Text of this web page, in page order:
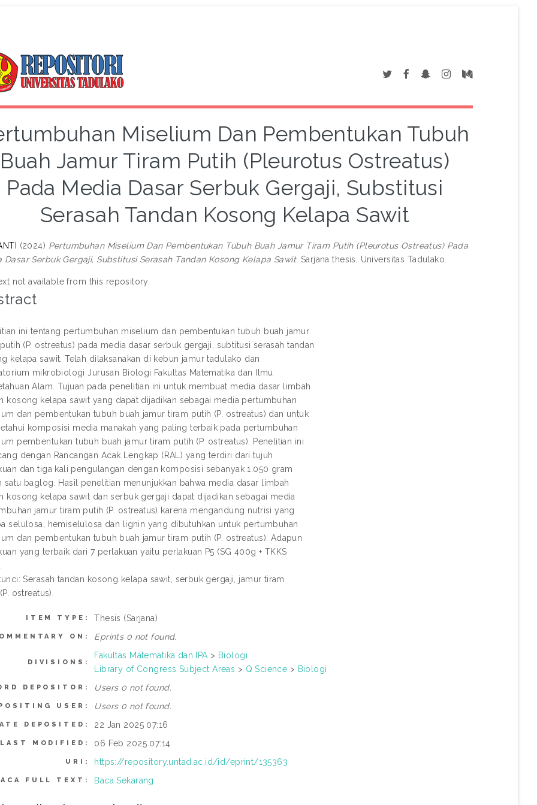
Miselium Dan Pembentukan Tubuh
Buah Jamur Tiram Putih (Pleurotus Ostreatus)
Pada Media Dasar Serbuk Gergaji, Substitusi
Serasah Tandan Kosong Kelapa Sawit
(2024) Pertumbuhan Miselium Dan Pembentukan Tubuh Buah Jamur Tiram Putih (Pleurotus Ostreatus) Pada
Dasar Serbuk Gergaji, Substitusi Serasah Tandan Kosong Kelapa Sawit. Sarjana thesis, Universitas Tadulako.
not available from this repository.
ini tentang pertumbuhan miselium dan pembentukan tubuh buah jamur
(P. ostreatus) pada media dasar serbuk gergaji, subtitusi serasah tandan
kelapa sawit. Telah dilaksanakan di kebun jamur tadulako dan
mikrobiologi Jurusan Biologi Fakultas Matematika dan Ilmu
Alam. Tujuan pada penelitian ini untuk membuat media dasar limbah
kosong kelapa sawit yang dapat dijadikan sebagai media pertumbuhan
dan pembentukan tubuh buah jamur tiram putih (P. ostreatus) dan untuk
komposisi media manakah yang paling terbaik pada pertumbuhan
pembentukan tubuh buah jamur tiram putih (P. ostreatus). Penelitian ini
dengan Rancangan Acak Lengkap (RAL) yang terdiri dari tujuh
dan tiga kali pengulangan dengan komposisi sebanyak 1.050 gram
satu baglog. Hasil penelitian menunjukkan bahwa media dasar limbah
kosong kelapa sawit dan serbuk gergaji dapat dijadikan sebagai media
jamur tiram putih (P. ostreatus) karena mengandung nutrisi yang
selulosa, hemiselulosa dan lignin yang dibutuhkan untuk pertumbuhan
dan pembentukan tubuh buah jamur tiram putih (P. ostreatus). Adapun
yang terbaik dari 7 perlakuan yaitu perlakuan P5 (SG 400g + TKKS
Serasah tandan kosong kelapa sawit, serbuk gergaji, jamur tiram
ostreatus).
ITEM TYPE: Thesis (Sarjana)
ON: Eprints 0 not found.
DIVISIONS:
Fakultas Matematika dan IPA > Biologi
Library of Congress Subject Areas > Q Science > Biologi
DEPOSITOR: Users 0 not found.
USER: Users 0 not found.
DEPOSITED: 22 Jan 2025 07:16
LAST MODIFIED: 06 Feb 2025 07:14
URI: https://repository.untad.ac.id/id/eprint/135363
FULL TEXT: Baca Sekarang